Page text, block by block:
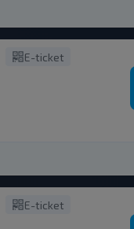
E-ticket
E-ticket